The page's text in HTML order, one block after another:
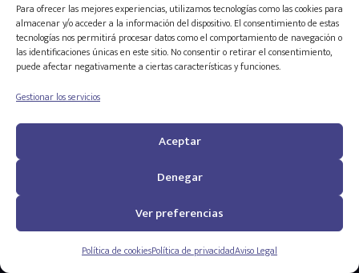
Para ofrecer las mejores experiencias, utilizamos tecnologías como las cookies para
almacenar y/o acceder a la información del dispositivo. El consentimiento de estas
tecnologías nos permitirá procesar datos como el comportamiento de navegación o
las identificaciones únicas en este sitio. No consentir o retirar el consentimiento,
puede afectar negativamente a ciertas características y funciones.
Gestionar los servicios
Aceptar
Denegar
Ver preferencias
Política de cookiesPolítica de privacidadAviso Legal
Av. de Pérez Galdós 63, 46008, Valencia.
Sé parte de nuestra red o trabaja con nosotros: